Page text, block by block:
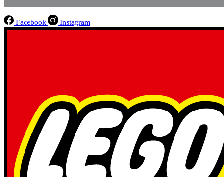
Facebook Instagram